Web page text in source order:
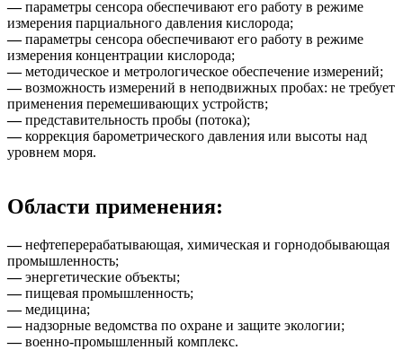
—параметры сенсора обеспечивают его работу в режиме
измерения парциального давления кислорода;
—параметры сенсора обеспечивают его работу в режиме
измерения концентрации кислорода;
—методическое и метрологическое обеспечение измерений;
—возможность измерений в неподвижных пробах: не требует
применения перемешивающих устройств;
—представительность пробы (потока);
—коррекция барометрического давления или высоты над
уровнем моря.
Области применения:
—нефтеперерабатывающая, химическая и горнодобывающая
промышленность;
—энергетические объекты;
—пищевая промышленность;
—медицина;
—надзорные ведомства по охране и защите экологии;
—военно-промышленный комплекс.